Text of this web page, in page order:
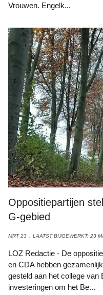
Vrouwen. Engelk...
Oppositiepartijen
G-gebied
MRT 23 LAATST BIJGEWERKT: 23
LOZ Redactie - De
en CDA hebben
gesteld aan het college van
investeringen om het Be...